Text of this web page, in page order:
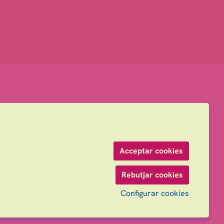
Acceptar cookies
Rebutjar cookies
Configurar cookies